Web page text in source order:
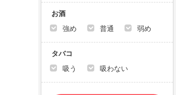
お酒
強め
普通 弱め
タバコ
吸う
吸わない